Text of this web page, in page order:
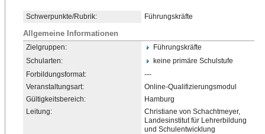
Schwerpunkte/Rubrik: Führungskräfte
Allgemeine Informationen
Zielgruppen:
Führungskräfte
Schularten:
keine primäre Schulstufe
Forbildungsformat:
---
Veranstaltungsart:
Online-Qualifizierungsmodu
Gültigkeitsbereich:
Hamburg
Leitung:
Christiane von Schachtmeyer,
Landesinstitut für Lehrerbildung
und Schulentwicklung